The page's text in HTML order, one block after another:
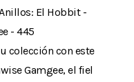
El Hobbit -
- 445
colección con este
Gamgee, el fiel